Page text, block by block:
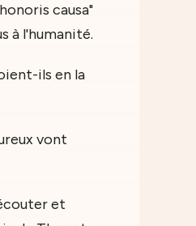
causa"
à l'humanité.
ils en la
vont
et